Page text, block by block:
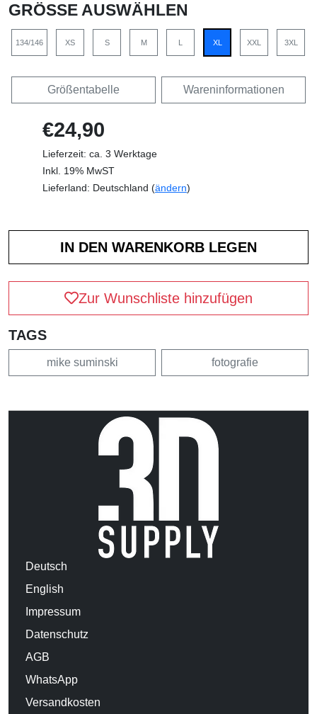
GRÖSSE AUSWÄHLEN
134/146 XS S M XL XXL 3XL
Größentabelle Wareninformationen
€24,90
Lieferzeit: ca. 3 Werktage
Inkl. 19% MwST
Lieferland: Deutschland (ändern)
Zur Wunschliste hinzufügen
TAGS
mike suminski fotografie
Deutsch
English
Impressum
Datenschutz
AGB
WhatsApp
Versandkosten